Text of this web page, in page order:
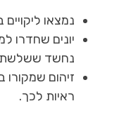
נמצאו
יונים שחדרו
נחשד ששלשת
זיהום שמקורו
ראיות לכך.